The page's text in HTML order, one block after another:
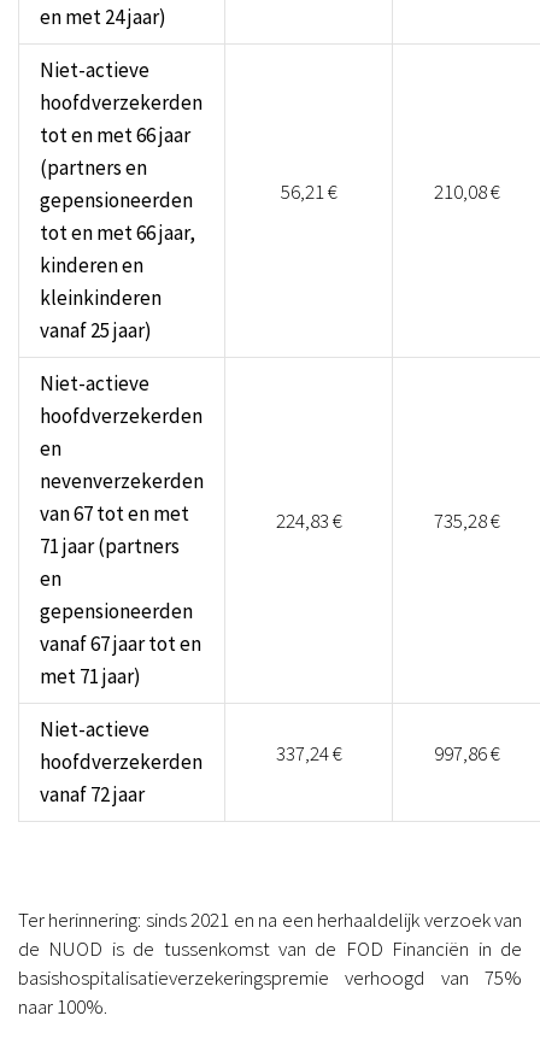
en met 24 jaar)
Niet-actieve
hoofdverzekerden
tot en met 66 jaar
(partners en
gepensioneerden
tot en met 66 jaar,
kinderen en
kleinkinderen
vanaf 25 jaar)
56,21 € 210,08 €
Niet-actieve
hoofdverzekerden
en
nevenverzekerden
van 67 tot en met
71 jaar (partners
en
gepensioneerden
vanaf 67 jaar tot en
met 71 jaar)
224,83 € 735,28 €
Niet-actieve
hoofdverzekerden
vanaf 72 jaar
337,24 € 997,86 €
Ter herinnering: sinds 2021 en na een herhaaldelijk verzoek van
de NUOD is de tussenkomst van de FOD Financiën in de
basishospitalisatieverzekeringspremie verhoogd van 75%
naar 100%.